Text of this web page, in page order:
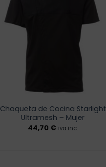
Añadir
a la
lista de
deseos
Chaqueta de Cocina Starlight
Ultramesh – Mujer
44,70 € iva inc.